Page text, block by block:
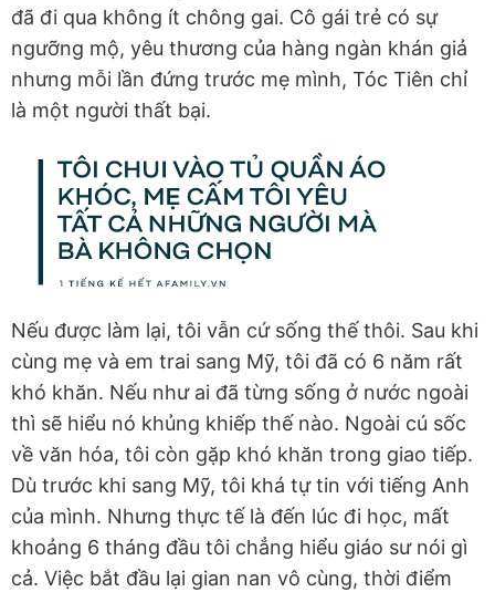
đã đi qua không ít chông gai. Cô gái trẻ có sự
ngưỡng mộ, yêu thương của hàng ngàn khán giả
nhưng mỗi lần đứng trước mẹ mình, Tóc Tiên chỉ
là một người thất bại.
Nếu được làm lại, tôi vẫn cứ sống thế thôi. Sau khi
cùng mẹ và em trai sang Mỹ, tôi đã có 6 năm rất
khó khăn. Nếu như ai đã từng sống ở nước ngoài
thì sẽ hiểu nó khủng khiếp thế nào. Ngoài cú sốc
về văn hóa, tôi còn gặp khó khăn trong giao tiếp.
Dù trước khi sang Mỹ, tôi khá tự tin với tiếng Anh
của mình. Nhưng thực tế là đến lúc đi học, mất
khoảng 6 tháng đầu tôi chẳng hiểu giáo sư nói gì
cả. Việc bắt đầu lại gian nan vô cùng, thời điểm